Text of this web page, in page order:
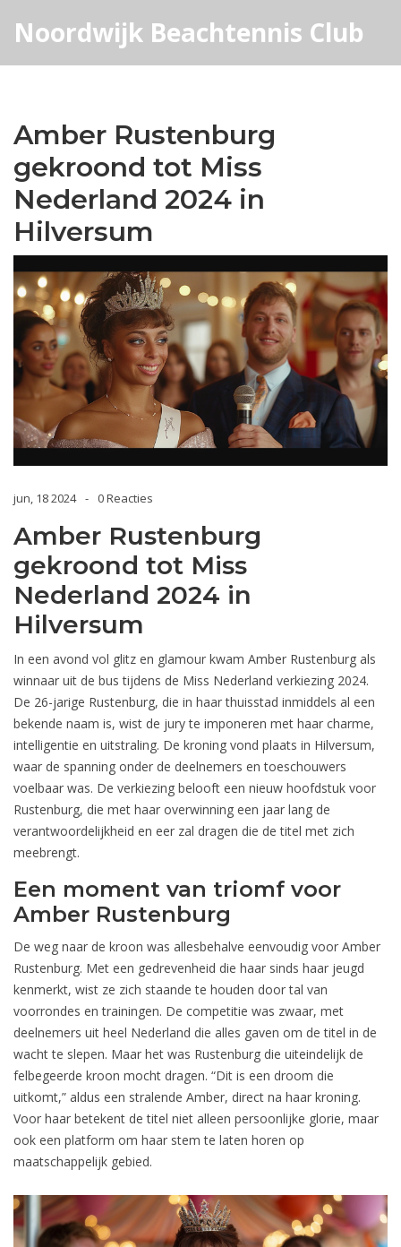
Noordwijk Beachtennis Club
Amber Rustenburg
gekroond tot Miss
Nederland 2024 in
Hilversum
jun, 18 2024 0 Reacties
Amber Rustenburg
gekroond tot Miss
Nederland 2024 in
Hilversum
In een avond vol glitz en glamour kwam Amber Rustenburg als
winnaar uit de bus tijdens de Miss Nederland verkiezing 2024.
De 26-jarige Rustenburg, die in haar thuisstad inmiddels al een
bekende naam is, wist de jury te imponeren met haar charme,
intelligentie en uitstraling. De kroning vond plaats in Hilversum,
waar de spanning onder de deelnemers en toeschouwers
voelbaar was. De verkiezing belooft een nieuw hoofdstuk voor
Rustenburg, die met haar overwinning een jaar lang de
verantwoordelijkheid en eer zal dragen die de titel met zich
meebrengt.
Een moment van triomf voor
Amber Rustenburg
De weg naar de kroon was allesbehalve eenvoudig voor Amber
Rustenburg. Met een gedrevenheid die haar sinds haar jeugd
kenmerkt, wist ze zich staande te houden door tal van
voorrondes en trainingen. De competitie was zwaar, met
deelnemers uit heel Nederland die alles gaven om de titel in de
wacht te slepen. Maar het was Rustenburg die uiteindelijk de
felbegeerde kroon mocht dragen. “Dit is een droom die
uitkomt,” aldus een stralende Amber, direct na haar kroning.
Voor haar betekent de titel niet alleen persoonlijke glorie, maar
ook een platform om haar stem te laten horen op
maatschappelijk gebied.